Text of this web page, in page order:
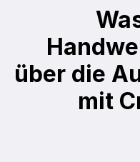
über die
mit